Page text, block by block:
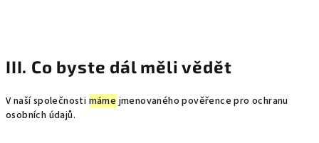
III. Co byste dál měli vědět
V naší společnosti máme jmenovaného pověřence pro ochranu
osobních údajů.